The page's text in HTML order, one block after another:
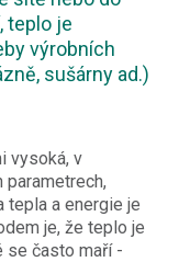
teplo je
výrobních
sušárny ad.)
vysoká, v
tepla a energie je
je, že teplo je
se často maří -